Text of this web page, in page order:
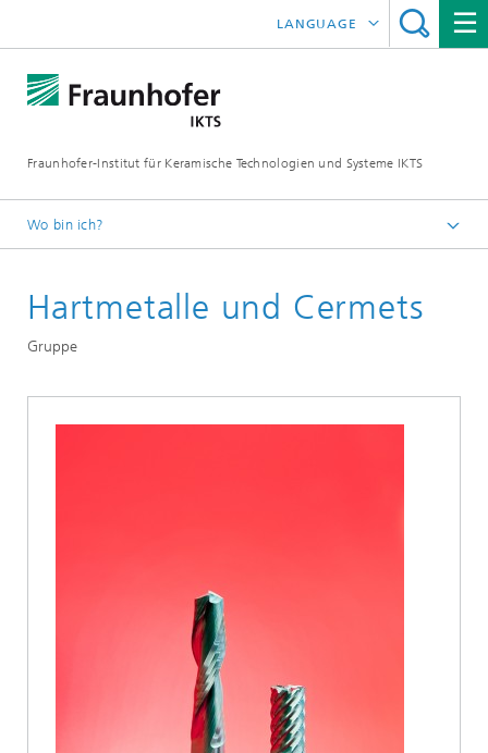
Fraunhofer-Institut für Keramische Technologien und Systeme IKTS
LANGUAGE
ČESKÝ
Wo bin ich?
Abteilungen
Hartmetalle und Cermets
Gruppe